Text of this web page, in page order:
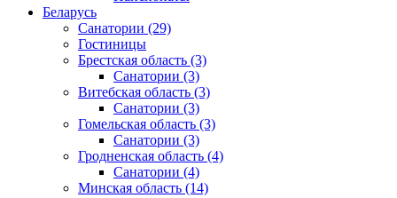
Беларусь
Санатории (29)
Гостиницы
Брестская область (3)
Санатории (3)
Витебская область (3)
Санатории (3)
Гомельская область (3)
Санатории (3)
Гродненская область (4)
Санатории (4)
Минская область (14)